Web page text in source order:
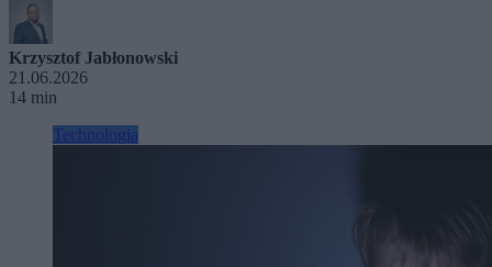
Krzysztof Jabłonowski
21.06.2026
14 min
Technologia